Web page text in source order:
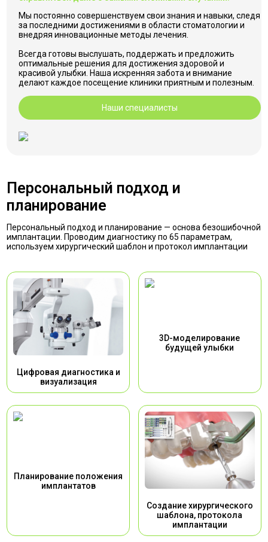
Мы постоянно совершенствуем свои знания и навыки, следя
за последними достижениями в области стоматологии и
внедряя инновационные методы лечения.
Всегда готовы выслушать, поддержать и предложить
оптимальные решения для достижения здоровой и
красивой улыбки. Наша искренняя забота и внимание
делают каждое посещение клиники приятным и полезным.
Наши специалисты
Персональный подход и
планирование
Персональный подход и планирование — основа безошибочной
имплантации. Проводим диагностику по 65 параметрам,
используем хирургический шаблон и протокол имплантации
Цифровая диагностика и
визуализация
3D-моделирование
будущей улыбки
Планирование положения
имплантатов
Создание хирургического
шаблона, протокола
имплантации